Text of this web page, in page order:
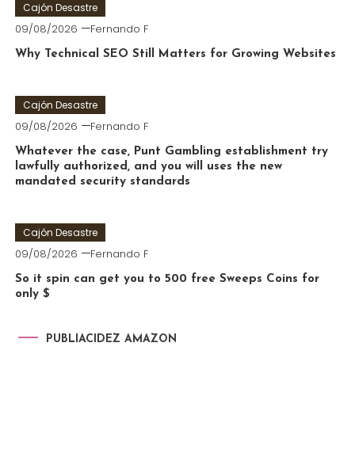
Cajón Desastre
09/08/2026 Fernando F
Why Technical SEO Still Matters for Growing Websites
Cajón Desastre
09/08/2026 Fernando F
Whatever the case, Punt Gambling establishment try
lawfully authorized, and you will uses the new
mandated security standards
Cajón Desastre
09/08/2026 Fernando F
So it spin can get you to 500 free Sweeps Coins for
only $
PUBLIACIDEZ AMAZON